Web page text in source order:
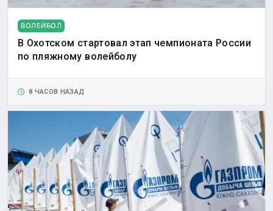
ВОЛЕЙБОЛ
В Охотском стартовал этап чемпионата России
по пляжному волейболу
8 ЧАСОВ НАЗАД